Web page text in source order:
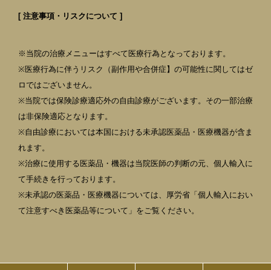
[ 注意事項・リスクについて ]
※当院の治療メニューはすべて医療行為となっております。
※医療行為に伴うリスク（副作用や合併症】の可能性に関してはゼ
ロではございません。
※当院では保険診療適応外の自由診療がございます。その一部治療
は非保険適応となります。
※自由診療においては本国における未承認医薬品・医療機器が含ま
れます。
※治療に使用する医薬品・機器は当院医師の判断の元、個人輸入に
て手続きを行っております。
※未承認の医薬品・医療機器については、厚労省「個人輸入におい
て注意すべき医薬品等について」をご覧ください。